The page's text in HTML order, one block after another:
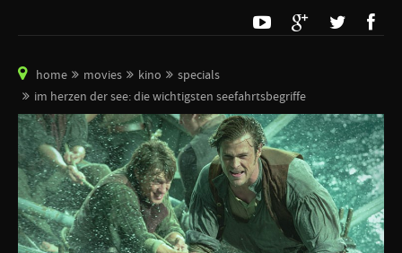
home movies kino
specials
im herzen der see: die wichtigsten seefahrtsbegriffe